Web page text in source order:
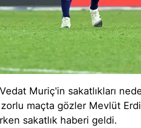
Muriç'in sakatlıkları
maçta gözler Mevlüt
sakatlık haberi geldi.